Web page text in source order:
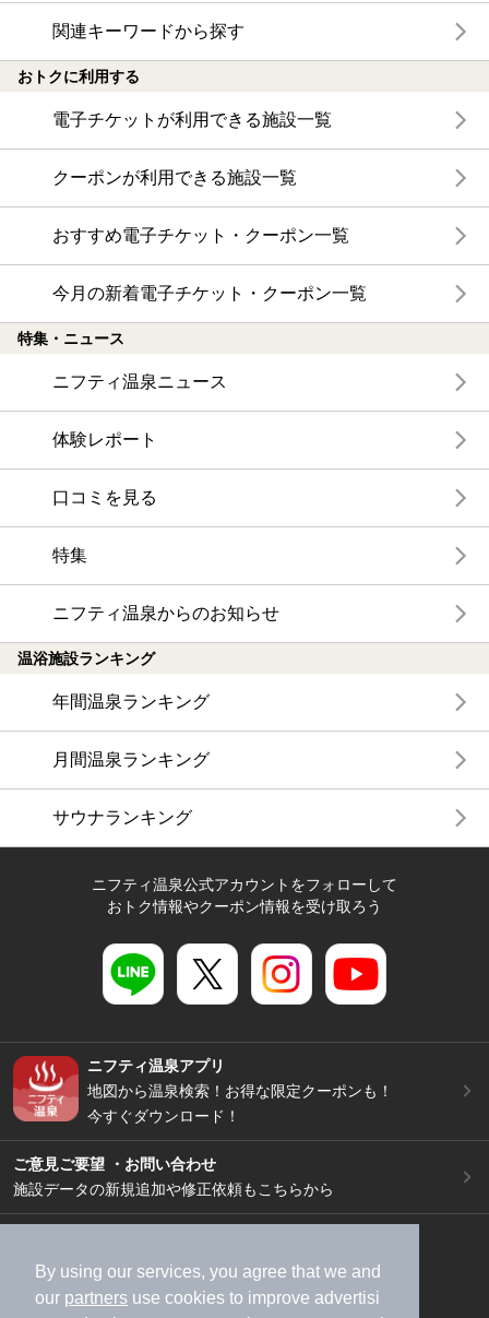
By using our services, you agree that we and
our partners use cookies to improve advertisi
関連キーワードから探す
おトクに利用する
電子チケットが利用できる施設一覧
クーポンが利用できる施設一覧
おすすめ電子チケット・クーポン一覧
今月の新着電子チケット・クーポン一覧
特集・ニュース
ニフティ温泉ニュース
体験レポート
口コミを見る
特集
ニフティ温泉からのお知らせ
温浴施設ランキング
年間温泉ランキング
月間温泉ランキング
サウナランキング
ニフティ温泉公式アカウントをフォローして
おトク情報やクーポン情報を受け取ろう
ニフティ温泉アプリ
地図から温泉検索！お得な限定クーポンも！
今すぐダウンロード！
ご意見ご要望 ・お問い合わせ
施設データの新規追加や修正依頼もこちらから
加盟店募集（資料請求）
広告出稿のご案内
利用規約
ライフスタイルMEMBERS+規約